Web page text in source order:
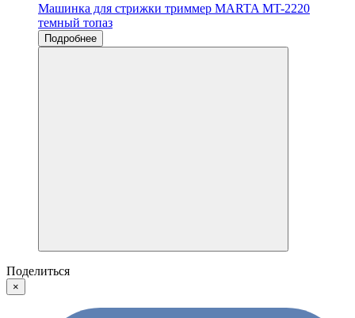
Машинка для стрижки триммер MARTA MT-2220
темный топаз
Подробнее
Поделиться
×